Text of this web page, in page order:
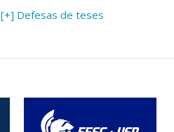
[+] Defesas de teses